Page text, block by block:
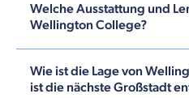
Welche Ausstattung und
Wellington College?
Wie ist die Lage von
ist die nächste Großstadt